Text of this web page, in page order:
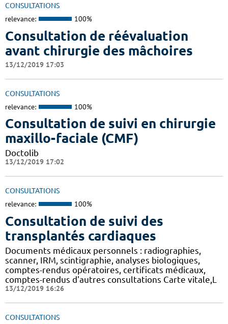
CONSULTATIONS
relevance: 100%
Consultation de réévaluation
avant chirurgie des mâchoires
13/12/2019 17:03
CONSULTATIONS
relevance: 100%
Consultation de suivi en chirurgie
maxillo-faciale (CMF)
Doctolib
13/12/2019 17:02
CONSULTATIONS
relevance: 100%
Consultation de suivi des
transplantés cardiaques
Documents médicaux personnels : radiographies,
scanner, IRM, scintigraphie, analyses biologiques,
comptes-rendus opératoires, certificats médicaux,
comptes-rendus d'autres consultations Carte vitale,L
13/12/2019 16:26
CONSULTATIONS